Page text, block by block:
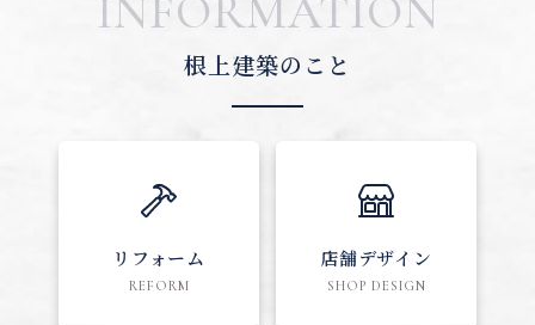
INFORMATION
根上建築のこと
リフォーム
REFORM
店舗デザイン
SHOP DESIGN